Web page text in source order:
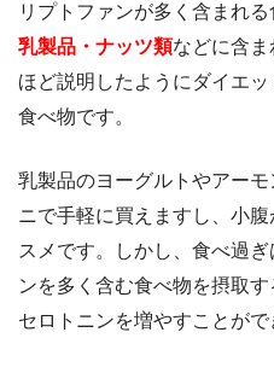
リプトファンが多く含まれる
乳製品・ナッツ類などに含
ほど説明したようにダイエ
食べ物です。
乳製品のヨーグルトやアー
ニで手軽に買えますし、小
スメです。しかし、食べ過
ンを多く含む食べ物を摂取
セロトニンを増やすことがで